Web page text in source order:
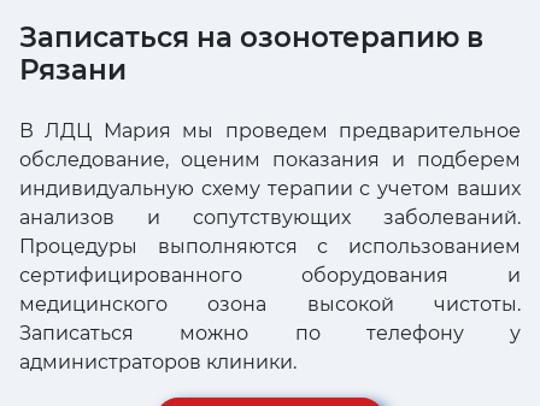
Записаться на озонотерапию в
Рязани
В ЛДЦ Мария мы проведем предварительное
обследование, оценим показания и подберем
индивидуальную схему терапии с учетом ваших
анализов и сопутствующих заболеваний.
Процедуры выполняются с использованием
сертифицированного оборудования и
медицинского озона высокой чистоты.
Записаться можно по телефону у
администраторов клиники.